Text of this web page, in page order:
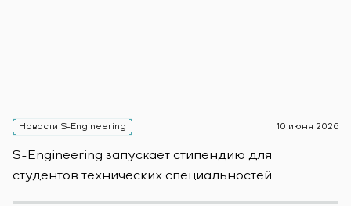
Новости S-Engineering 10 июня 2026
S-Engineering запускает стипендию для
студентов технических специальностей